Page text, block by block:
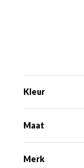
Kleur
Maat
Merk